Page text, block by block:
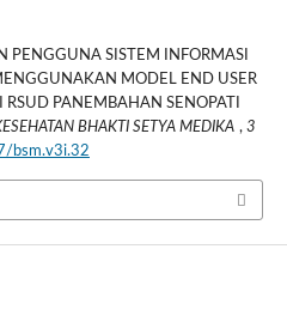
PENGGUNA SISTEM INFORMASI
MODEL END USER
PANEMBAHAN SENOPATI
BHAKTI SETYA MEDIKA , 3
bsm.v3i.32